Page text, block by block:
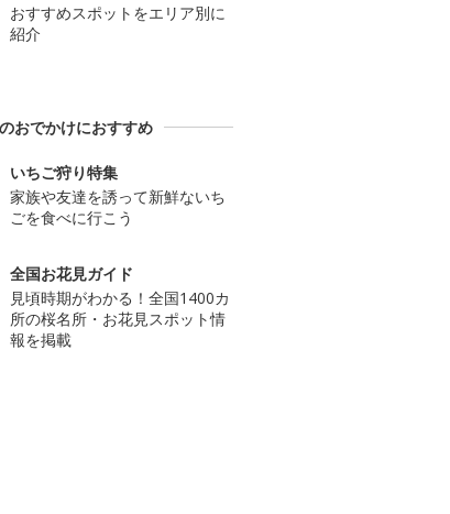
おすすめスポットをエリア別に
紹介
おでかけにおすすめ
いちご狩り特集
家族や友達を誘って新鮮ないち
ごを食べに行こう
全国お花見ガイド
見頃時期がわかる！全国1400カ
所の桜名所・お花見スポット情
報を掲載